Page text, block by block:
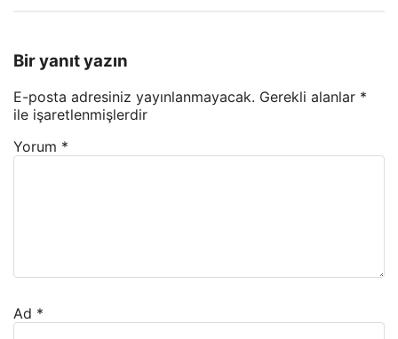
Bir yanıt yazın
E-posta adresiniz yayınlanmayacak. Gerekli alanlar *
ile işaretlenmişlerdir
Yorum *
Ad *